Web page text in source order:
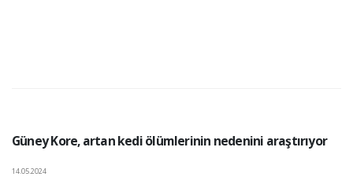
Güney Kore, artan kedi ölümlerinin nedenini araştırıyor
14.05.2024